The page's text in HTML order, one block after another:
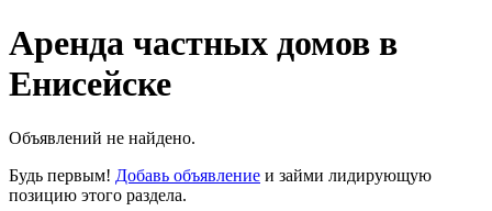
Аренда частных домов в
Енисейске
Объявлений не найдено.
Будь первым! Добавь объявление и займи лидирующую
позицию этого раздела.